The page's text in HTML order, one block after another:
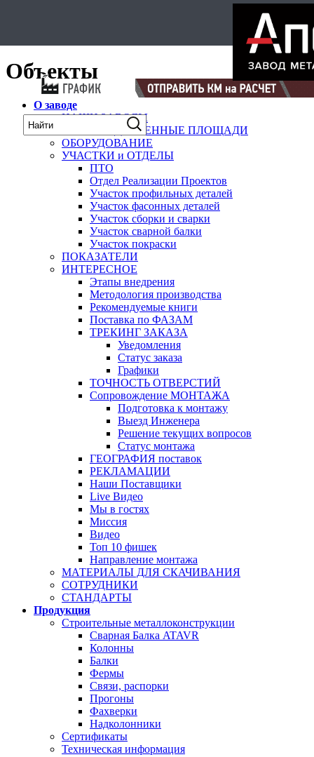
Объекты
О заводе
НАШИ ЗАВОДЫ
ПРОИЗВОДСТВЕННЫЕ ПЛОЩАДИ
ОБОРУДОВАНИЕ
УЧАСТКИ и ОТДЕЛЫ
ПТО
Отдел Реализации Проектов
Участок профильных деталей
Участок фасонных деталей
Участок сборки и сварки
Участок сварной балки
Участок покраски
ПОКАЗАТЕЛИ
ИНТЕРЕСНОЕ
Этапы внедрения
Методология производства
Рекомендуемые книги
Поставка по ФАЗАМ
ТРЕКИНГ ЗАКАЗА
Уведомления
Статус заказа
Графики
ТОЧНОСТЬ ОТВЕРСТИЙ
Сопровождение МОНТАЖА
Подготовка к монтажу
Выезд Инженера
Решение текущих вопросов
Статус монтажа
ГЕОГРАФИЯ поставок
РЕКЛАМАЦИИ
Наши Поставщики
Live Видео
Мы в гостях
Миссия
Видео
Топ 10 фишек
Направление монтажа
МАТЕРИАЛЫ ДЛЯ СКАЧИВАНИЯ
СОТРУДНИКИ
СТАНДАРТЫ
Продукция
Строительные металлоконструкции
Сварная Балка ATAVR
Колонны
Балки
Фермы
Связи, распорки
Прогоны
Фахверки
Надколонники
Сертификаты
Техническая информация